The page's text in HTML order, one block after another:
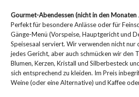
Gourmet-Abendessen (nicht in den Monaten
Perfekt für besondere Anlässe oder für
Gänge-Menü (Vorspeise, Hauptgericht und
Speisesaal serviert. Wir verwenden nicht nur
jedes Gericht, aber auch schmücken wir den
Blumen, Kerzen, Kristall und Silberbesteck
sich entsprechend zu kleiden. Im Preis
Weine (oder eine Alternative) und Kaffee